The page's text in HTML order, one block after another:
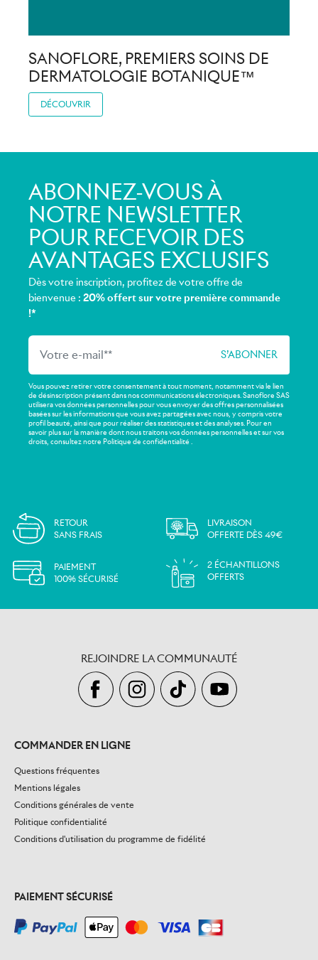
SANOFLORE, PREMIERS SOINS DE
DERMATOLOGIE BOTANIQUE™
DÉCOUVRIR
ABONNEZ-VOUS À
NOTRE NEWSLETTER
POUR RECEVOIR DES
AVANTAGES EXCLUSIFS
Dès votre inscription, profitez de votre offre de
bienvenue : 20% offert sur votre première commande
!*
Vous pouvez retirer votre consentement à tout moment, notamment via le lien
de désinscription présent dans nos communications électroniques. Sanoflore SAS
utilisera vos données personnelles pour vous envoyer des offres personnalisées
basées sur les informations que vous avez partagées avec nous, y compris votre
profil beauté, ainsi que pour réaliser des statistiques et des analyses. Pour en
savoir plus sur la manière dont nous traitons vos données personnelles et sur vos
droits, consultez notre Politique de confidentialité .
RETOUR
SANS FRAIS
LIVRAISON
OFFERTE DÈS 49€
PAIEMENT
100% SÉCURISÉ
2 ÉCHANTILLONS
OFFERTS
REJOINDRE LA COMMUNAUTÉ
COMMANDER EN LIGNE
Questions fréquentes
Mentions légales
Conditions générales de vente
Politique confidentialité
Conditions d'utilisation du programme de fidélité
PAIEMENT SÉCURISÉ